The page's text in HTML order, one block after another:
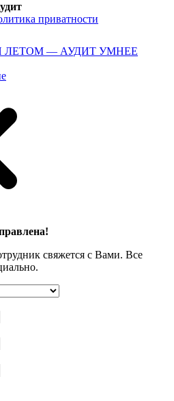
приватности
ЛЕТОМ — АУДИТ УМНЕЕ
свяжется с Вами. Все